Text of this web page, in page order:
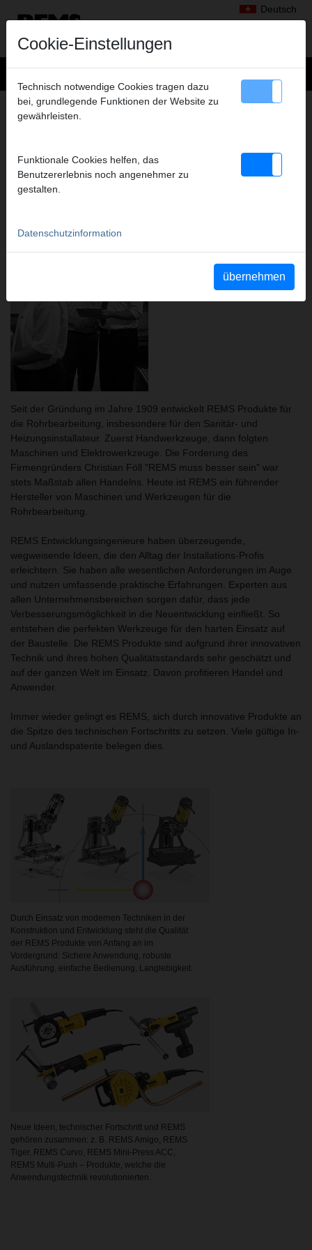
Deutsch
REMS – SEIT ÜBER 110 JAHREN
RICHTUNGSWEISEND FÜR
MASCHINEN UND WERKZEUGE.
FORTSCHRITT IST UNSER ANTRIEB.
Seit der Gründung im Jahre 1909 entwickelt REMS Produkte für
die Rohrbearbeitung, insbesondere für den Sanitär- und
Heizungsinstallateur. Zuerst Handwerkzeuge, dann folgten
Maschinen und Elektrowerkzeuge. Die Forderung des
Firmengründers Christian Föll "REMS muss besser sein" war
stets Maßstab allen Handelns. Heute ist REMS ein führender
Hersteller von Maschinen und Werkzeugen für die
Rohrbearbeitung.
REMS Entwicklungsingenieure haben überzeugende,
wegweisende Ideen, die den Alltag der Installations-Profis
erleichtern. Sie haben alle wesentlichen Anforderungen im Auge
und nutzen umfassende praktische Erfahrungen. Experten aus
allen Unternehmensbereichen sorgen dafür, dass jede
Verbesserungsmöglichkeit in die Neuentwicklung einfließt. So
entstehen die perfekten Werkzeuge für den harten Einsatz auf
der Baustelle. Die REMS Produkte sind aufgrund ihrer innovativen
Technik und ihres hohen Qualitätsstandards sehr geschätzt und
auf der ganzen Welt im Einsatz. Davon profitieren Handel und
Anwender.
Immer wieder gelingt es REMS, sich durch innovative Produkte an
die Spitze des technischen Fortschritts zu setzen. Viele gültige In-
und Auslandspatente belegen dies.
Durch Einsatz von modernen Techniken in der
Konstruktion und Entwicklung steht die Qualität
der REMS Produkte von Anfang an im
Vordergrund: Sichere Anwendung, robuste
Ausführung, einfache Bedienung, Langlebigkeit.
Neue Ideen, technischer Fortschritt und REMS
gehören zusammen: z. B. REMS Amigo, REMS
Tiger, REMS Curvo, REMS Mini-Press ACC,
REMS Multi-Push – Produkte, welche die
Anwendungstechnik revolutionierten.
Cookie-Einstellungen
Technisch notwendige Cookies tragen dazu
bei, grundlegende Funktionen der Website zu
gewährleisten.
Funktionale Cookies helfen, das
Benutzererlebnis noch angenehmer zu
gestalten.
Datenschutzinformation
übernehmen